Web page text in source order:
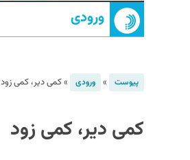
ورودی
پیوست » ورودی »کمی دیر، کمی زود
کمی دیر، کمی زود